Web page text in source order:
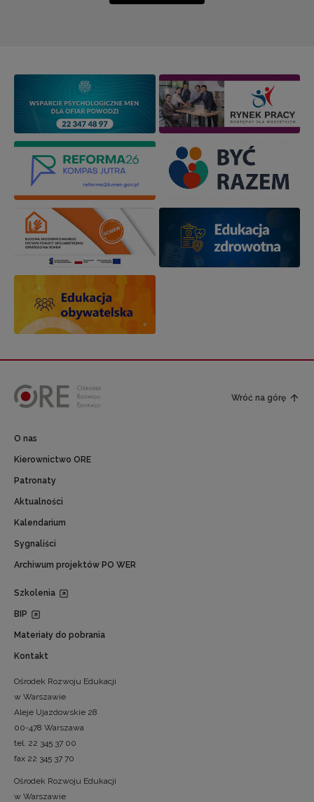
Wróć na górę
O nas
Kierownictwo ORE
Patronaty
Aktualności
Kalendarium
Sygnaliści
Archiwum projektów PO WER
Szkolenia
BIP
Materiały do pobrania
Kontakt
Ośrodek Rozwoju Edukacji
w Warszawie
Aleje Ujazdowskie 28
00-478 Warszawa
tel. 22 345 37 00
fax 22 345 37 70
Ośrodek Rozwoju Edukacji
w Warszawie